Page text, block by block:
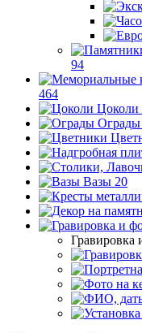
94
464
Цоколи
Ограды
Вазы 20
Гравировка